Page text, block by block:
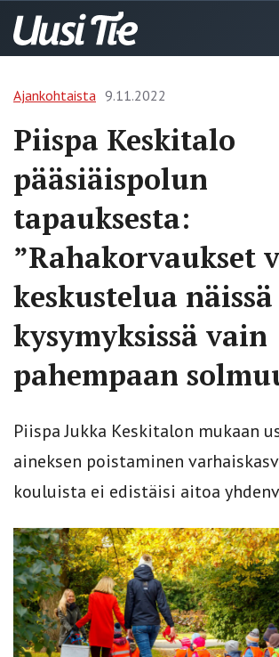
Ajankohtaista 9.11.2022
Piispa Keskitalo
pääsiäispolun
tapauksesta:
”Rahakorvaukset
keskustelua näissä
kysymyksissä vain
pahempaan
Piispa Jukka Keskitalon mukaan
aineksen poistaminen
kouluista ei edistäisi aitoa